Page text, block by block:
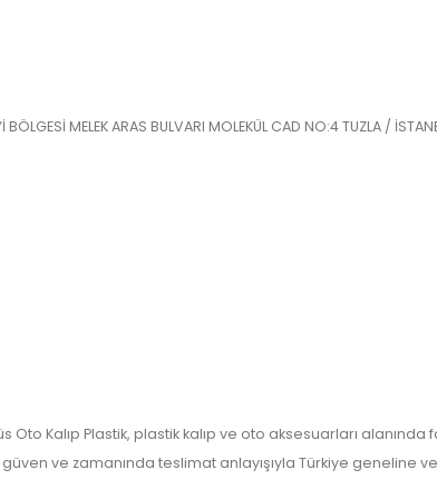
MELEK ARAS BULVARI MOLEKÜL CAD NO:4 TUZLA /
Oto Kalıp Plastik, plastik kalıp ve oto aksesuarları
ve zamanında teslimat anlayışıyla Türkiye geneline